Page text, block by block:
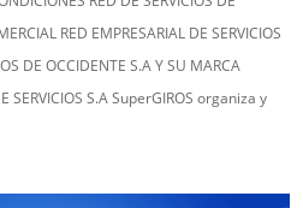
RED EMPRESARIAL DE SERVICIOS
DE OCCIDENTE S.A Y SU MARCA
SERVICIOS S.A SuperGIROS organiza y